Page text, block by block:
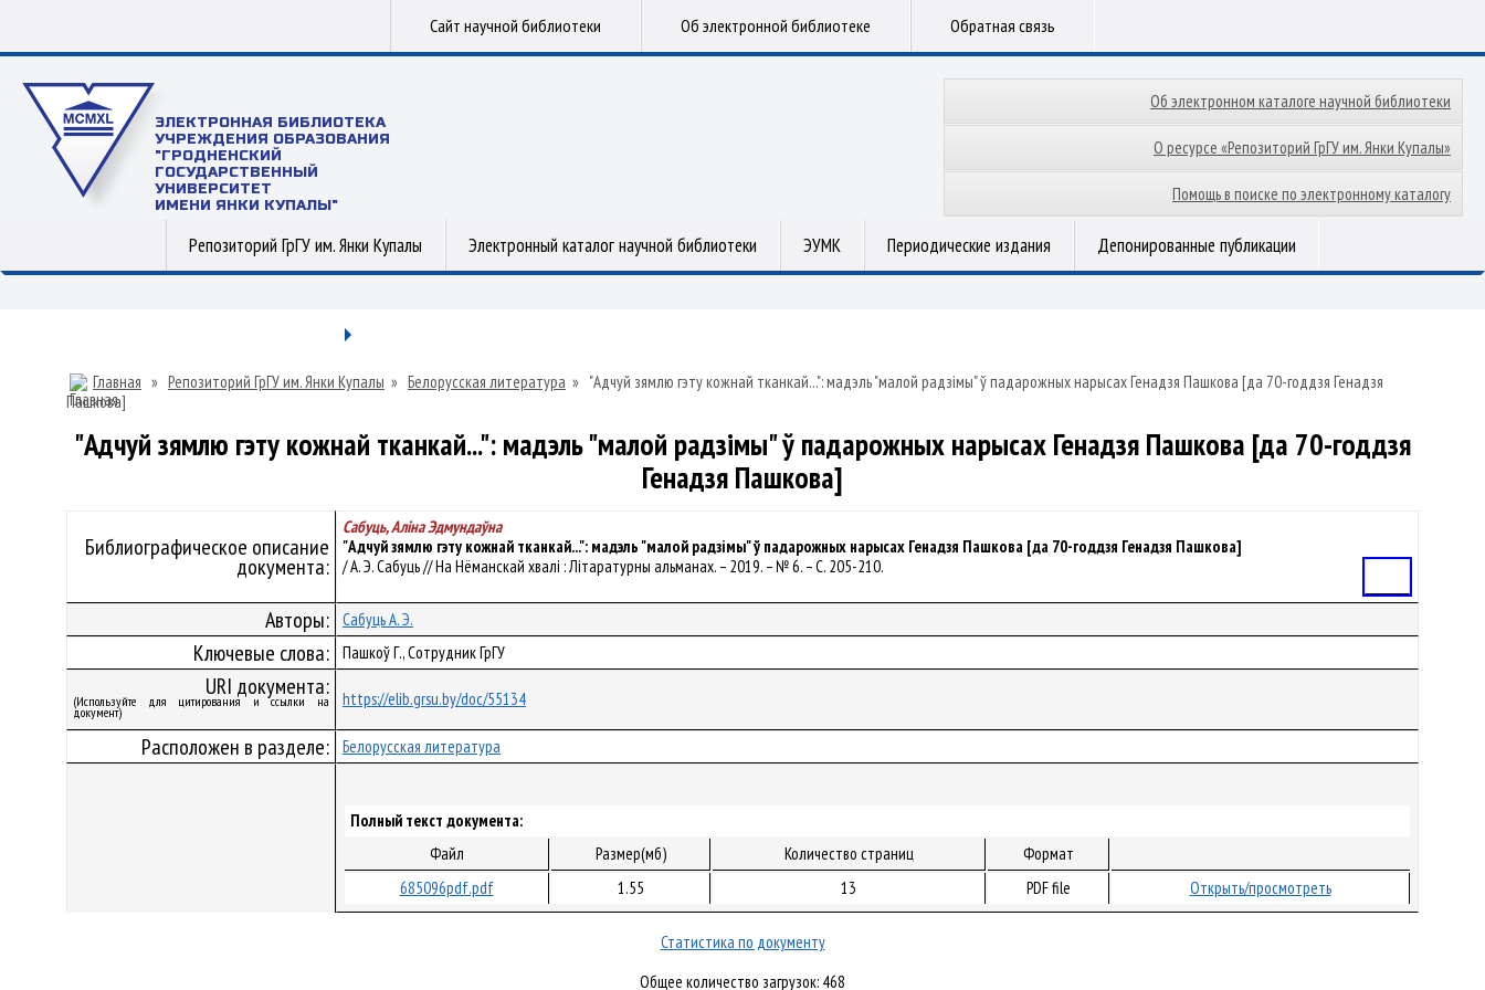
Сайт научной библиотеки Об электронной библиотеке Обратная связь
ЭЛЕКТРОННАЯ БИБЛИОТЕКА
УЧРЕЖДЕНИЯ ОБРАЗОВАНИЯ
"ГРОДНЕНСКИЙ
ГОСУДАРСТВЕННЫЙ
УНИВЕРСИТЕТ
ИМЕНИ ЯНКИ КУПАЛЫ"
Об электронном каталоге научной библиотеки
О ресурсе «Репозиторий ГрГУ им. Янки Купалы»
Помощь в поиске по электронному каталогу
Репозиторий ГрГУ им. Янки Купалы Электронный каталог научной библиотеки ЭУМК Периодические издания Депонированные публикации
Главная » Репозиторий ГрГУ им. Янки Купалы » Белорусская литература » "Адчуй зямлю гэту кожнай тканкай...": мадэль "малой радзімы" ў падарожных нарысах Генадзя Пашкова [да 70-годдзя Генадзя
Пашкова]
"Адчуй зямлю гэту кожнай тканкай...": мадэль "малой радзімы" ў падарожных нарысах Генадзя Пашкова [да 70-годдзя
Генадзя Пашкова]
Библиографическое описание
документа:
Сабуць, Аліна Эдмундаўна
"Адчуй зямлю гэту кожнай тканкай...": мадэль "малой радзімы" ў падарожных нарысах Генадзя Пашкова [да 70-годдзя Генадзя Пашкова]
/ А. Э. Сабуць // На Нёманскай хвалі : Літаратурны альманах. – 2019. – № 6. – С. 205-210.
Авторы: Сабуць А. Э.
Ключевые слова: Пашкоў Г., Сотрудник ГрГУ
URI документа:
(Используйте для цитирования и ссылки на
документ)
https://elib.grsu.by/doc/55134
Расположен в разделе: Белорусская литература
Полный текст документа:
Файл
Размер(мб) Количество страниц
Формат
685096pdf.pdf
1.55 13 PDF file Открыть/просмотреть
Статистика по документу
Общее количество загрузок: 468